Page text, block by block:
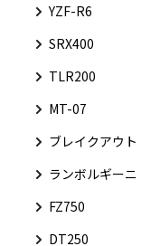
YZF-R6
SRX400
TLR200
MT-07
ブレイクアウト
ランボルギーニ
FZ750
DT250